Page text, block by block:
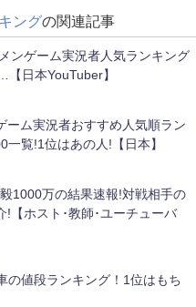
ングの関連記事
ンゲーム実況者人気ランキング
日本YouTuber】
ーム実況者おすすめ人気順ラン
一覧!1位はあの人!【日本】
1000万の結果速報!対戦相手の
!【ホスト･教師･ユーチューバ
の値段ランキング！1位はもち